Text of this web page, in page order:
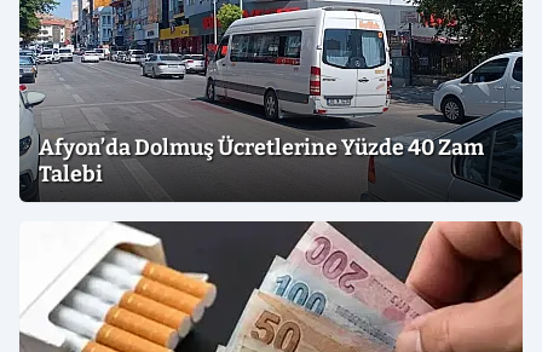
Afyon’da Dolmuş Ücretlerine Yüzde 40 Zam
Talebi